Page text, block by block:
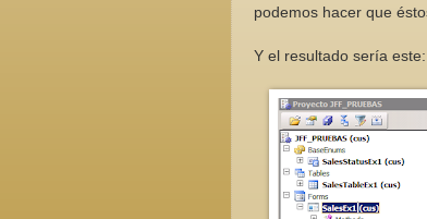
podemos hacer que
Y el resultado sería este: